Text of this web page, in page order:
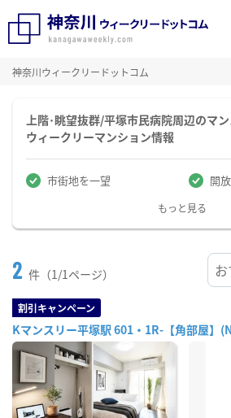
神奈川ウィークリードットコム
上階･眺望抜群/平塚市民病院周辺のマ
ウィークリーマンション情報
市街地を一望 開
もっと見る
2 件（1/1ページ）
割引キャンペーン
Kマンスリー平塚駅 601・1R-【角部屋】